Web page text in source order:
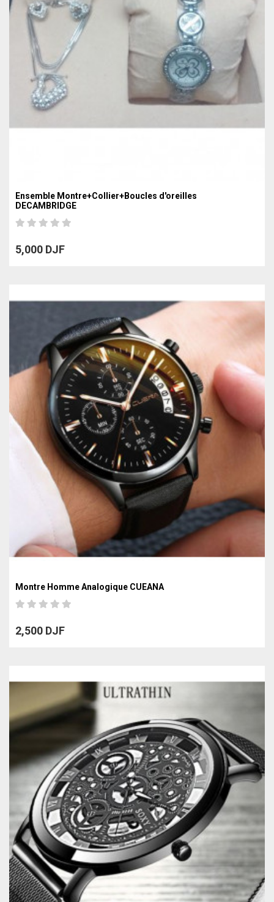
Ensemble Montre+Collier+Boucles d'oreilles
DECAMBRIDGE
5,000 DJF
Montre Homme Analogique CUEANA
2,500 DJF